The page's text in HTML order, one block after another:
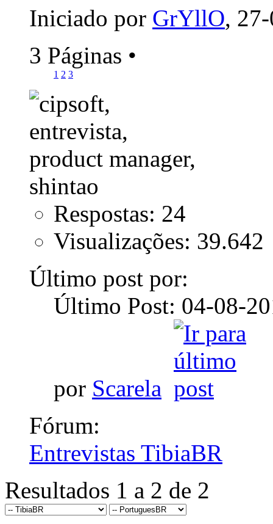
Iniciado por GrYllO,
3 Páginas •
1 2 3
Respostas: 24
Visualizações: 39.642
Último post por:
Último Post: 04-08-
por Scarela
Fórum:
Entrevistas TibiaBR
Resultados 1 a 2 de 2